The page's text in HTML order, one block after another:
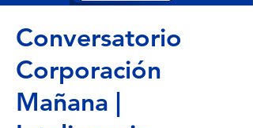
Conversatorio
Corporación
Mañana |